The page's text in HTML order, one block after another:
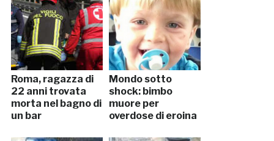
Roma, ragazza di
22 anni trovata
morta nel bagno di
un bar
Mondo sotto
shock: bimbo
muore per
overdose di eroina